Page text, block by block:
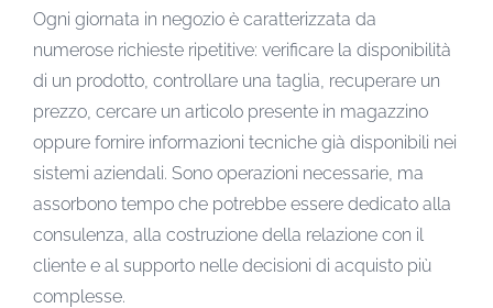
Ogni giornata in negozio è caratterizzata da
numerose richieste ripetitive: verificare la disponibilità
di un prodotto, controllare una taglia, recuperare un
prezzo, cercare un articolo presente in magazzino
oppure fornire informazioni tecniche già disponibili nei
sistemi aziendali. Sono operazioni necessarie, ma
assorbono tempo che potrebbe essere dedicato alla
consulenza, alla costruzione della relazione con il
cliente e al supporto nelle decisioni di acquisto più
complesse.